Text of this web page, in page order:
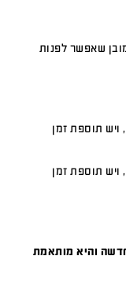
שאפשר לפנות
, ויש תוספת זמן
, ויש תוספת זמן
והיא מותאמת